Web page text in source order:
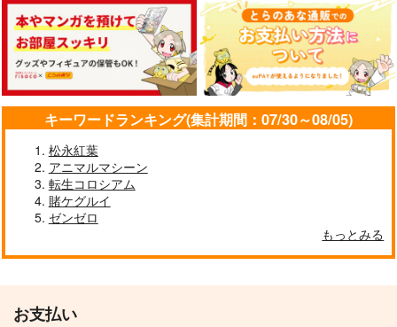
キーワードランキング(集計期間：07/30～08/05)
松永紅葉
アニマルマシーン
転生コロシアム
賭ケグルイ
ゼンゼロ
もっとみる
お支払い